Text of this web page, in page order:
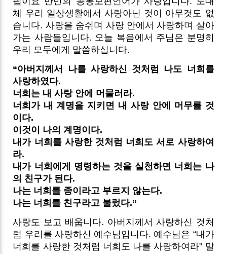
체 우리 일상생활에서 사랑아닌 것이 아무것도 없
습니다. 사랑을 숨쉬며 사랑 안에서 사랑하며 살아
가는 사람들입니다. 오늘 복음에서 주님은 분명히
우리 모두에게 말씀하십니다.
“아버지께서 나를 사랑하신 것처럼 나도 너희를
사랑하였다.
너희는 내 사랑 안에 머물러라.
너희가 내 계명을 지키면 내 사랑 안에 머무를 것
이다.
이것이 나의 계명이다.
내가 너희를 사랑한 것처럼 너희도 서로 사랑하여
라.
내가 너희에게 명령하는 것을 실천하면 너희는 나
의 친구가 된다.
나는 너희를 종이라고 부르지 않는다.
나는 너희를 친구라고 불렀다.”
사랑도 보고 배웁니다. 아버지께서 사랑하신 것처
럼 우리를 사랑하신 예수님입니다. 예수님은 “내가
너희를 사랑한 것처럼 너희도 나를 사랑하여라” 말